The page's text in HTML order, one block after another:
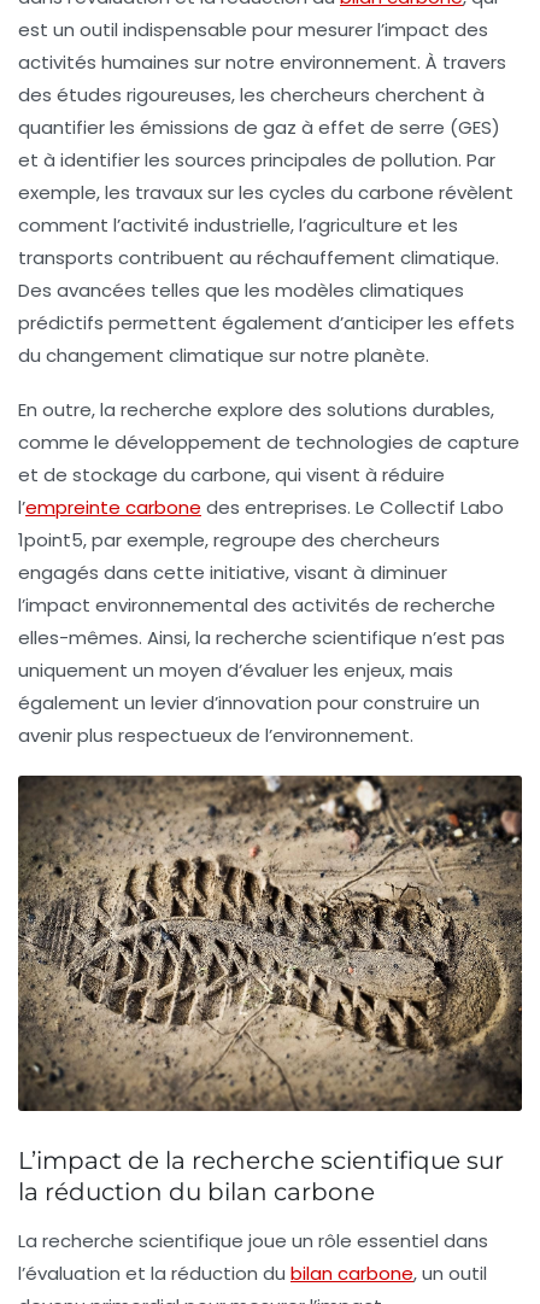
est un outil indispensable pour mesurer l’impact des
activités humaines sur notre environnement. À travers
des études rigoureuses, les chercheurs cherchent à
quantifier les émissions de gaz à effet de serre (GES)
et à identifier les sources principales de pollution. Par
exemple, les travaux sur les cycles du carbone révèlent
comment l’activité industrielle, l’agriculture et les
transports contribuent au réchauffement climatique.
Des avancées telles que les modèles climatiques
prédictifs permettent également d’anticiper les effets
du changement climatique sur notre planète.
En outre, la recherche explore des solutions durables,
comme le développement de technologies de capture
et de stockage du carbone, qui visent à réduire
l’empreinte carbone des entreprises. Le Collectif Labo
1point5, par exemple, regroupe des chercheurs
engagés dans cette initiative, visant à diminuer
l’impact environnemental des activités de recherche
elles-mêmes. Ainsi, la recherche scientifique n’est pas
uniquement un moyen d’évaluer les enjeux, mais
également un levier d’innovation pour construire un
avenir plus respectueux de l’environnement.
L’impact de la recherche scientifique sur
la réduction du bilan carbone
La recherche scientifique joue un rôle essentiel dans
l’évaluation et la réduction du bilan carbone, un outil